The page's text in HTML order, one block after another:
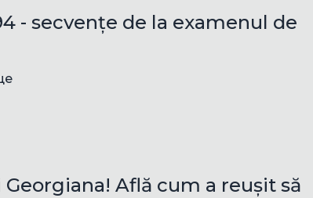
- secvențe de la examenul de
Află cum a reușit să